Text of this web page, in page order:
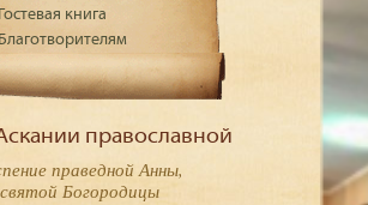
Гостевая книга
Благотворителям
православной
праведной Анны,
Богородицы